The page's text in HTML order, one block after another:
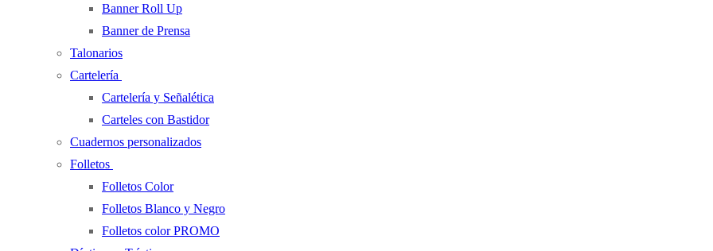
Banner Roll Up
Banner de Prensa
Talonarios
Cartelería
Cartelería y Señalética
Carteles con Bastidor
Cuadernos personalizados
Folletos
Folletos Color
Folletos Blanco y Negro
Folletos color PROMO